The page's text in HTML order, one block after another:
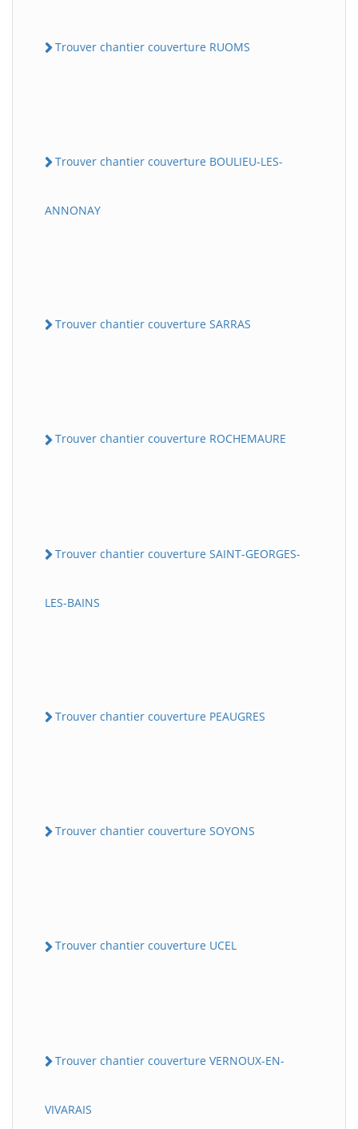
Trouver chantier couverture RUOMS
Trouver chantier couverture BOULIEU-LES-
ANNONAY
Trouver chantier couverture SARRAS
Trouver chantier couverture ROCHEMAURE
Trouver chantier couverture SAINT-GEORGES-
LES-BAINS
Trouver chantier couverture PEAUGRES
Trouver chantier couverture SOYONS
Trouver chantier couverture UCEL
Trouver chantier couverture VERNOUX-EN-
VIVARAIS